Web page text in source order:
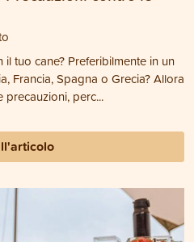
tuo cane? Preferibilmente in un
Francia, Spagna o Grecia? Allora
perc...